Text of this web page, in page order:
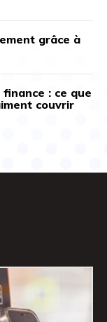
grâce à
: ce que
couvrir